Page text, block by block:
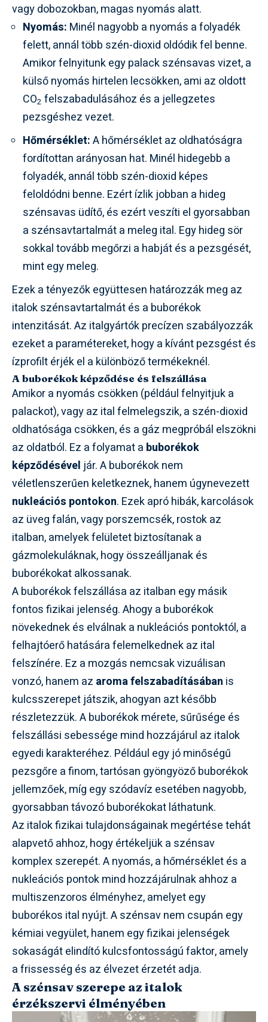
vagy dobozokban, magas nyomás alatt.
Nyomás: Minél nagyobb a nyomás a folyadék
felett, annál több szén-dioxid oldódik fel benne.
Amikor felnyitunk egy palack szénsavas vizet, a
külső nyomás hirtelen lecsökken, ami az oldott
CO2 felszabadulásához és a jellegzetes
pezsgéshez vezet.
Hőmérséklet:A hőmérséklet az oldhatóságra
fordítottan arányosan hat. Minél hidegebb a
folyadék, annál több szén-dioxid képes
feloldódni benne. Ezért ízlik jobban a hideg
szénsavas üdítő, és ezért veszíti el gyorsabban
a szénsavtartalmát a meleg ital. Egy hideg sör
sokkal tovább megőrzi a habját és a pezsgését,
mint egy meleg.
Ezek a tényezők együttesen határozzák meg az
italok szénsavtartalmát és a buborékok
intenzitását. Az italgyártók precízen szabályozzák
ezeket a paramétereket, hogy a kívánt pezsgést és
ízprofilt érjék el a különböző termékeknél.
A buborékok képződése és felszállása
Amikor a nyomás csökken (például felnyitjuk a
palackot), vagy az ital felmelegszik, a szén-dioxid
oldhatósága csökken, és a gáz megpróbál elszökni
az oldatból. Ez a folyamat a buborékok
képződésével jár. A buborékok nem
véletlenszerűen keletkeznek, hanem úgynevezett
nukleációs pontokon. Ezek apró hibák, karcolások
az üveg falán, vagy porszemcsék, rostok az
italban, amelyek felületet biztosítanak a
gázmolekuláknak, hogy összeálljanak és
buborékokat alkossanak.
A buborékok felszállása az italban egy másik
fontos fizikai jelenség. Ahogy a buborékok
növekednek és elválnak a nukleációs pontoktól, a
felhajtóerő hatására felemelkednek az ital
felszínére. Ez a mozgás nemcsak vizuálisan
vonzó, hanem az aroma felszabadításában is
kulcsszerepet játszik, ahogyan azt később
részletezzük. A buborékok mérete, sűrűsége és
felszállási sebessége mind hozzájárul az italok
egyedi karakteréhez. Például egy jó minőségű
pezsgőre a finom, tartósan gyöngyöző buborékok
jellemzőek, míg egy szódavíz esetében nagyobb,
gyorsabban távozó buborékokat láthatunk.
Az italok fizikai tulajdonságainak megértése tehát
alapvető ahhoz, hogy értékeljük a szénsav
komplex szerepét. A nyomás, a hőmérséklet és a
nukleációs pontok mind hozzájárulnak ahhoz a
multiszenzoros élményhez, amelyet egy
buborékos ital nyújt. A szénsav nem csupán egy
kémiai vegyület, hanem egy fizikai jelenségek
sokaságát elindító kulcsfontosságú faktor, amely
a frissesség és az élvezet érzetét adja.
A szénsav szerepe az italok
érzékszervi élményében